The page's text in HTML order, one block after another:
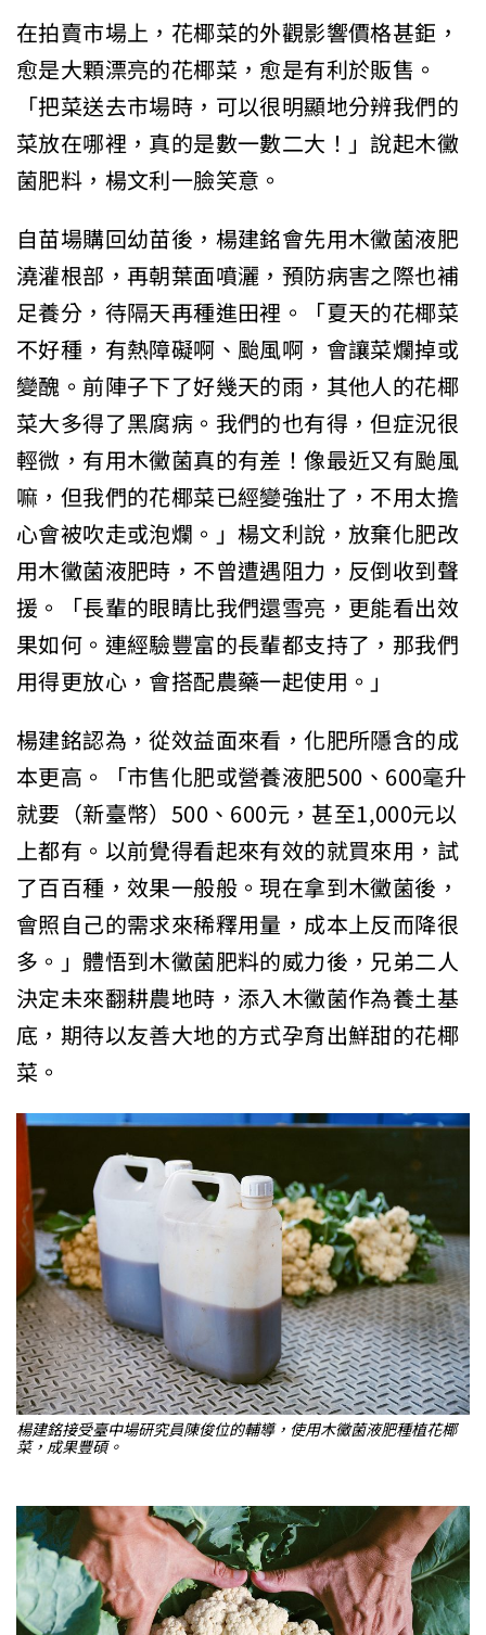
在拍賣市場上，花椰菜的外觀影響價格甚鉅，
愈是大顆漂亮的花椰菜，愈是有利於販售。
「把菜送去市場時，可以很明顯地分辨我們的
菜放在哪裡，真的是數一數二大！」說起木黴
菌肥料，楊文利一臉笑意。
自苗場購回幼苗後，楊建銘會先用木黴菌液肥
澆灌根部，再朝葉面噴灑，預防病害之際也補
足養分，待隔天再種進田裡。「夏天的花椰菜
不好種，有熱障礙啊、颱風啊，會讓菜爛掉或
變醜。前陣子下了好幾天的雨，其他人的花椰
菜大多得了黑腐病。我們的也有得，但症況很
輕微，有用木黴菌真的有差！像最近又有颱風
嘛，但我們的花椰菜已經變強壯了，不用太擔
心會被吹走或泡爛。」楊文利說，放棄化肥改
用木黴菌液肥時，不曾遭遇阻力，反倒收到聲
援。「長輩的眼睛比我們還雪亮，更能看出效
果如何。連經驗豐富的長輩都支持了，那我們
用得更放心，會搭配農藥一起使用。」
楊建銘認為，從效益面來看，化肥所隱含的成
本更高。「市售化肥或營養液肥500、600毫升
就要（新臺幣）500、600元，甚至1,000元以
上都有。以前覺得看起來有效的就買來用，試
了百百種，效果一般般。現在拿到木黴菌後，
會照自己的需求來稀釋用量，成本上反而降很
多。」體悟到木黴菌肥料的威力後，兄弟二人
決定未來翻耕農地時，添入木黴菌作為養土基
底，期待以友善大地的方式孕育出鮮甜的花椰
菜。
楊建銘接受臺中場研究員陳俊位的輔導，使用木黴菌液肥種植花椰
菜，成果豐碩。